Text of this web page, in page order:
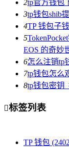
2tp官方钱包
3tp钱包shib
4TP 钱包子
5
EOS 的奇妙
6怎么注销tp
7tp钱包怎么
8tp钱包密钥
标签列表
TP 钱包